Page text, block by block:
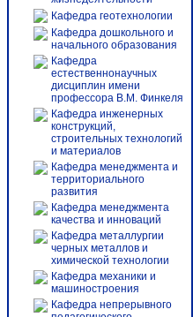
Кафедра геотехнологии
Кафедра дошкольного и
начального образования
Кафедра
естественнонаучных
дисциплин имени
профессора В.М. Финкеля
Кафедра инженерных
конструкций,
строительных технологий
и материалов
Кафедра менеджмента и
территориального
развития
Кафедра менеджмента
качества и инноваций
Кафедра металлургии
черных металлов и
химической технологии
Кафедра механики и
машиностроения
Кафедра непрерывного